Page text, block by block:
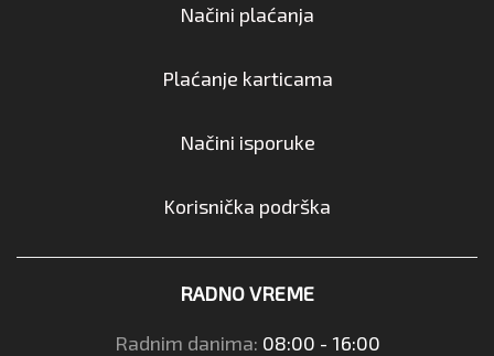
Načini plaćanja
Plaćanje karticama
Načini isporuke
Korisnička podrška
RADNO VREME
Radnim danima: 08:00 - 16:00